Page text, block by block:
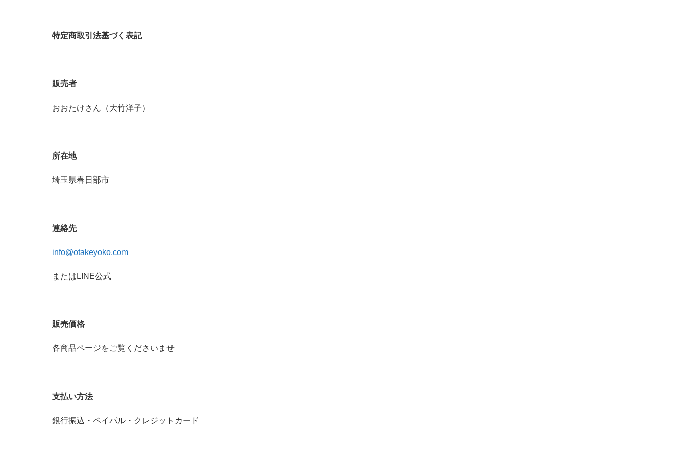
特定商取引法基づく表記
販売者
おおたけさん（大竹洋子）
所在地
埼玉県春日部市
連絡先
info@otakeyoko.com
またはLINE公式
販売価格
各商品ページをご覧くださいませ
支払い方法
銀行振込・ペイパル・クレジットカード